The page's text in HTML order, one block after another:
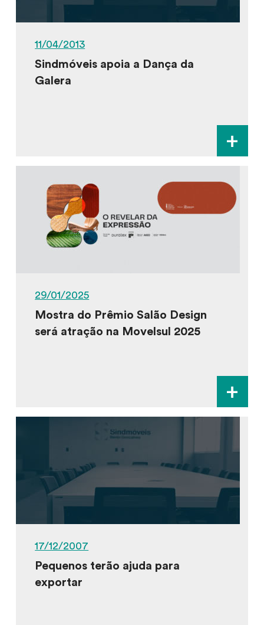
11/04/2013
Sindmóveis apoia a Dança da
Galera
+
29/01/2025
Mostra do Prêmio Salão Design
será atração na Movelsul 2025
+
17/12/2007
Pequenos terão ajuda para
exportar